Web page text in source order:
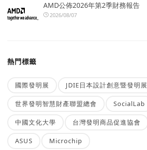
AMD公佈2026年第2季財務報告
2026/08/07
熱門標籤
國際發明展 JDIE日本設計創意暨發明展
世界發明智慧財產聯盟總會 SocialLab
中國文化大學 台灣發明商品促進協會
ASUS Microchip